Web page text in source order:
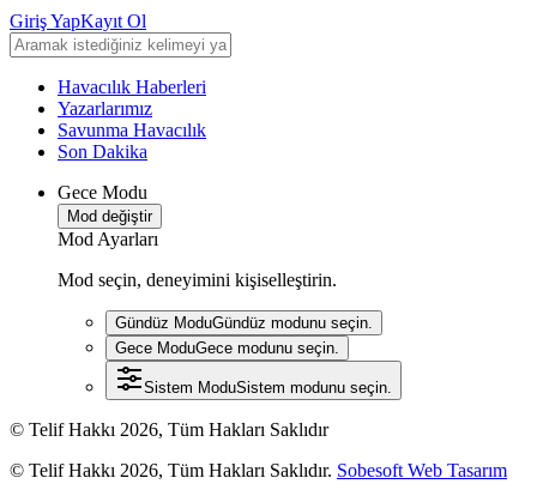
Giriş YapKayıt Ol
Havacılık Haberleri
Yazarlarımız
Savunma Havacılık
Son Dakika
Gece Modu
Mod değiştir
Mod Ayarları
Mod seçin, deneyimini kişiselleştirin.
Gündüz ModuGündüz modunu seçin.
Gece ModuGece modunu seçin.
Sistem ModuSistem modunu seçin.
© Telif Hakkı 2026, Tüm Hakları Saklıdır
© Telif Hakkı 2026, Tüm Hakları Saklıdır. Sobesoft Web Tasarım